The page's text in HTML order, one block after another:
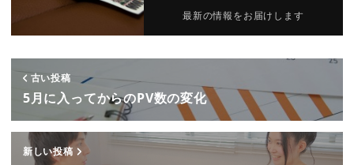
最新の情報をお届けします
古い投稿
5月に入ってからのPV数の変化
新しい投稿